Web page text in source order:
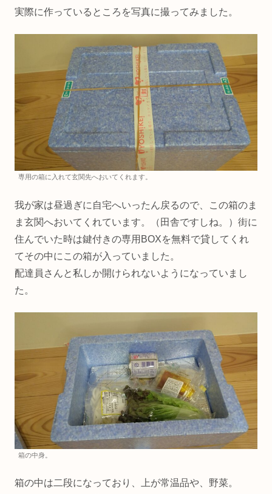
実際に作っているところを写真に撮ってみました。
専用の箱に入れて玄関先へおいてくれます。
我が家は昼過ぎに自宅へいったん戻るので、この箱のま
ま玄関へおいてくれています。（田舎ですしね。）街に
住んでいた時は鍵付きの専用BOXを無料で貸してくれ
てその中にこの箱が入っていました。
配達員さんと私しか開けられないようになっていまし
た。
箱の中身。
箱の中は二段になっており、上が常温品や、野菜。